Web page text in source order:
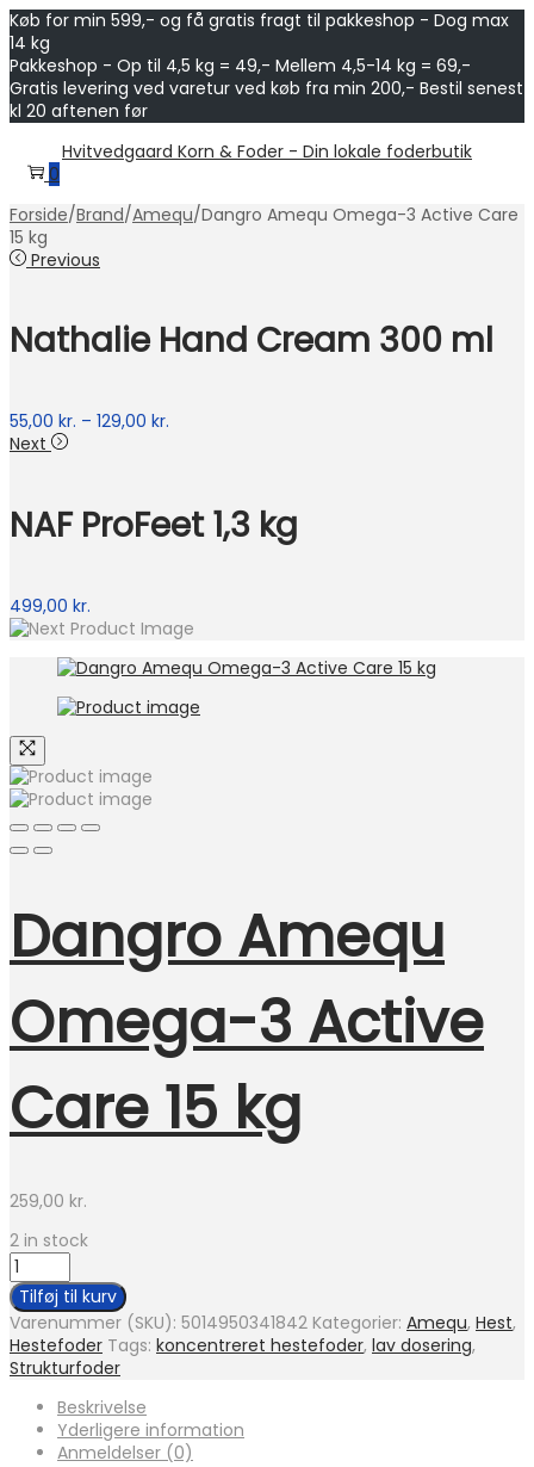
Køb for min 599,- og få gratis fragt til pakkeshop - Dog max
14 kg
Pakkeshop - Op til 4,5 kg = 49,- Mellem 4,5-14 kg = 69,-
Gratis levering ved varetur ved køb fra min 200,- Bestil senest
kl 20 aftenen før
to
to
Hvitvedgaard Korn & Foder - Din lokale foderbutik
0
Forside/Brand/Amequ/Dangro Amequ Omega-3 Active Care
15 kg
Previous
Nathalie Hand Cream 300 ml
55,00 kr. – 129,00 kr.
Next
NAF ProFeet 1,3 kg
499,00 kr.
Dangro Amequ
Omega-3 Active
Care 15 kg
259,00 kr.
2 in stock
Dangro
Amequ
Omega-
3
Active
Care
antal
Tilføj til kurv
Varenummer (SKU): 5014950341842 Kategorier: Amequ, Hest,
Hestefoder Tags: koncentreret hestefoder, lav dosering,
Strukturfoder
Beskrivelse
Yderligere information
Anmeldelser (0)